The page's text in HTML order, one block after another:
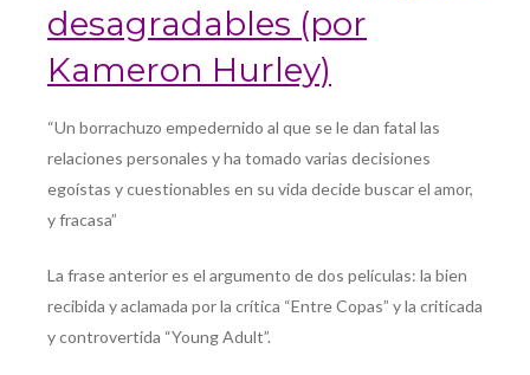
desagradables (por
Kameron Hurley)
“Un borrachuzo empedernido al que se le dan fatal las
relaciones personales y ha tomado varias decisiones
egoístas y cuestionables en su vida decide buscar el amor,
y fracasa”
La frase anterior es el argumento de dos películas: la bien
recibida y aclamada por la crítica “Entre Copas” y la criticada
y controvertida “Young Adult”.